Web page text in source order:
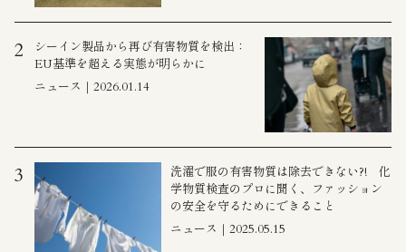
2
シーイン製品から再び有害物質を検出：
EU基準を超える実態が明らかに
ニュース｜2026.01.14
3
洗濯で服の有害物質は除去できない?! 化
学物質検査のプロに聞く、ファッション
の安全を守るためにできること
ニュース｜2025.05.15